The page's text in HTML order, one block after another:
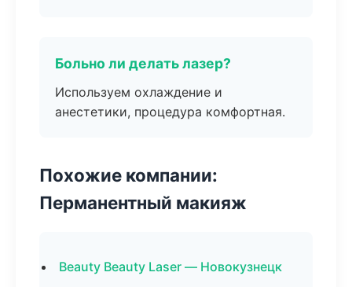
Больно ли делать лазер?
Используем охлаждение и
анестетики, процедура комфортная.
Похожие компании:
Перманентный макияж
Beauty Beauty Laser — Новокузнецк